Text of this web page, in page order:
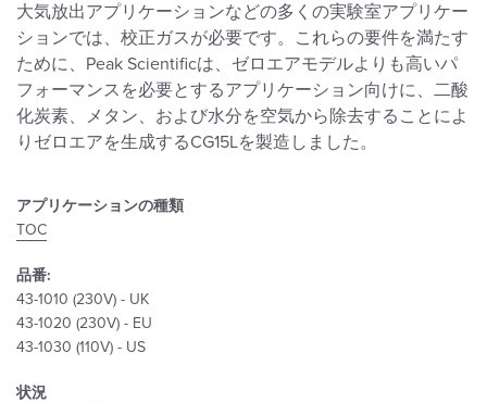
アプリケーションの種類
TOC
品番:
43-1010 (230V) - UK
43-1020 (230V) - EU
43-1030 (110V) - US
状況
大気放出アプリケーションなどの多くの実験室アプリケー
ションでは、校正ガスが必要です。これらの要件を満たす
ために、Peak Scientificは、ゼロエアモデルよりも高いパ
フォーマンスを必要とするアプリケーション向けに、二酸
化炭素、メタン、および水分を空気から除去することによ
りゼロエアを生成するCG15Lを製造しました。